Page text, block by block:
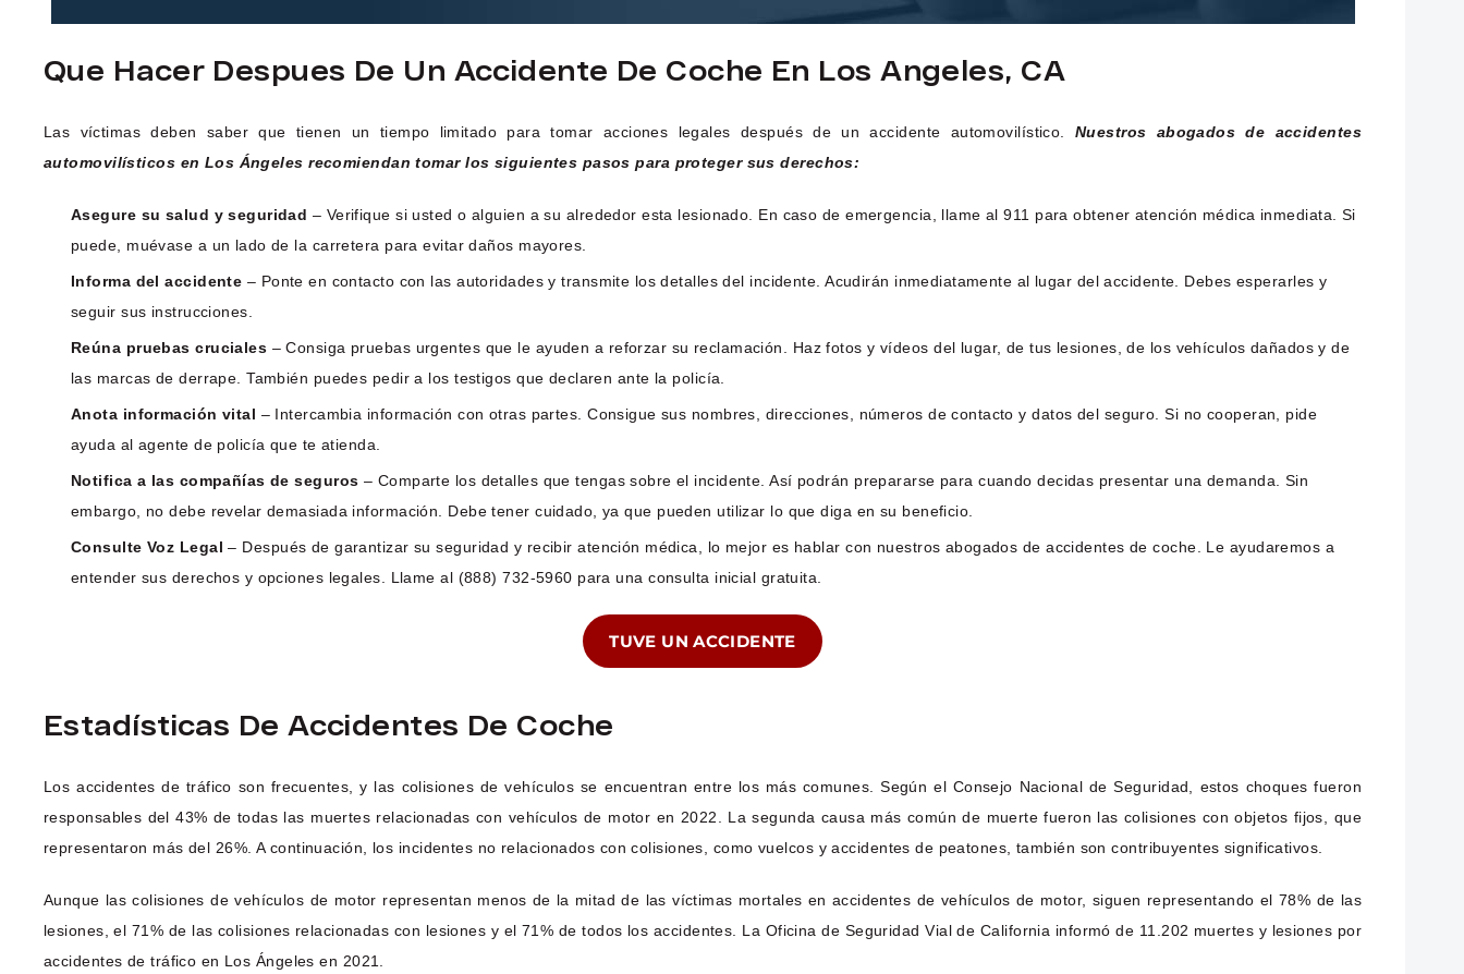
Que Hacer Despues De Un Accidente De Coche En Los Angeles, CA
Las víctimas deben saber que tienen un tiempo limitado para tomar acciones legales después de un accidente automovilístico. Nuestros abogados de accidentes
automovilísticos en Los Ángeles recomiendan tomar los siguientes pasos para proteger sus derechos:
Asegure su salud y seguridad – Verifique si usted o alguien a su alrededor esta lesionado. En caso de emergencia, llame al 911 para obtener atención médica inmediata. Si
puede, muévase a un lado de la carretera para evitar daños mayores.
Informa del accidente – Ponte en contacto con las autoridades y transmite los detalles del incidente. Acudirán inmediatamente al lugar del accidente. Debes esperarles y
seguir sus instrucciones.
Reúna pruebas cruciales – Consiga pruebas urgentes que le ayuden a reforzar su reclamación. Haz fotos y vídeos del lugar, de tus lesiones, de los vehículos dañados y de
las marcas de derrape. También puedes pedir a los testigos que declaren ante la policía.
Anota información vital – Intercambia información con otras partes. Consigue sus nombres, direcciones, números de contacto y datos del seguro. Si no cooperan, pide
ayuda al agente de policía que te atienda.
Notifica a las compañías de seguros – Comparte los detalles que tengas sobre el incidente. Así podrán prepararse para cuando decidas presentar una demanda. Sin
embargo, no debe revelar demasiada información. Debe tener cuidado, ya que pueden utilizar lo que diga en su beneficio.
Consulte Voz Legal – Después de garantizar su seguridad y recibir atención médica, lo mejor es hablar con nuestros abogados de accidentes de coche. Le ayudaremos a
entender sus derechos y opciones legales. Llame al (888) 732-5960 para una consulta inicial gratuita.
TUVE UN ACCIDENTE
Estadísticas De Accidentes De Coche
Los accidentes de tráfico son frecuentes, y las colisiones de vehículos se encuentran entre los más comunes. Según el Consejo Nacional de Seguridad, estos choques fueron
responsables del 43% de todas las muertes relacionadas con vehículos de motor en 2022. La segunda causa más común de muerte fueron las colisiones con objetos fijos, que
representaron más del 26%. A continuación, los incidentes no relacionados con colisiones, como vuelcos y accidentes de peatones, también son contribuyentes significativos.
Aunque las colisiones de vehículos de motor representan menos de la mitad de las víctimas mortales en accidentes de vehículos de motor, siguen representando el 78% de las
lesiones, el 71% de las colisiones relacionadas con lesiones y el 71% de todos los accidentes. La Oficina de Seguridad Vial de California informó de 11.202 muertes y lesiones por
accidentes de tráfico en Los Ángeles en 2021.